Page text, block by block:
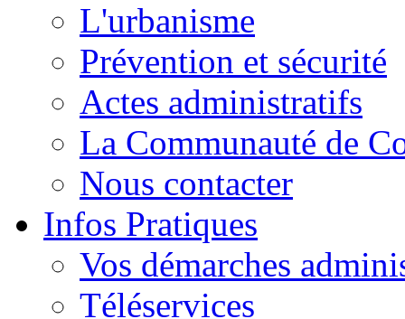
L'urbanisme
Prévention et sécurité
Actes administratifs
La Communauté de
Nous contacter
Infos Pratiques
Vos démarches
Téléservices